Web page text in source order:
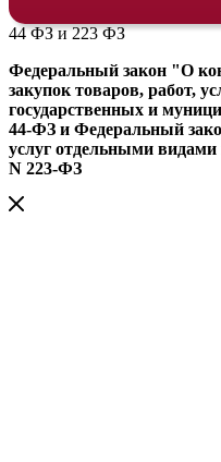
44 ФЗ и 223 ФЗ
Федеральный закон "О
закупок товаров, работ,
государственных и
44-ФЗ и Федеральный
услуг отдельными
N 223-ФЗ